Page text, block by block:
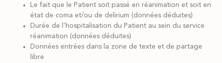
Le fait que le Patient soit passé en réanimation et soit en
état de coma et/ou de delirium (données déduites)
Durée de l’hospitalisation du Patient au sein du service
réanimation (données déduites)
Données entrées dans la zone de texte et de partage
libre